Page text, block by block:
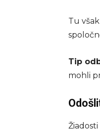
Tu
Tip
mohli